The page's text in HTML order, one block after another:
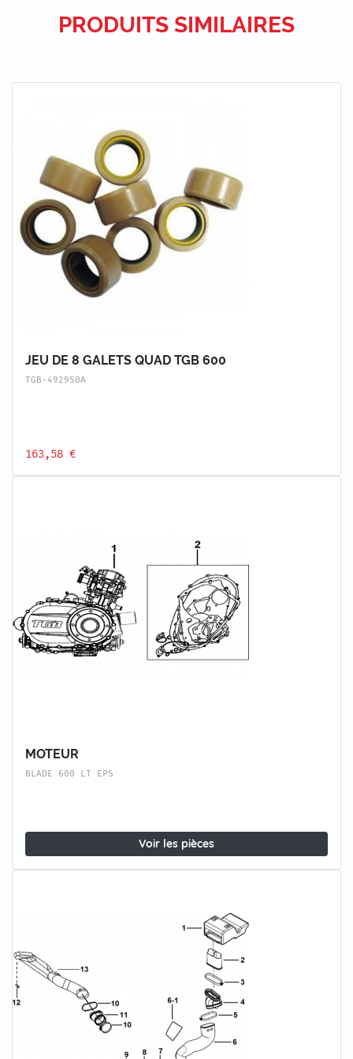
PRODUITS SIMILAIRES
JEU DE 8 GALETS QUAD TGB 600
TGB-492950A
163,58 €
MOTEUR
BLADE 600 LT EPS
Voir les pièces